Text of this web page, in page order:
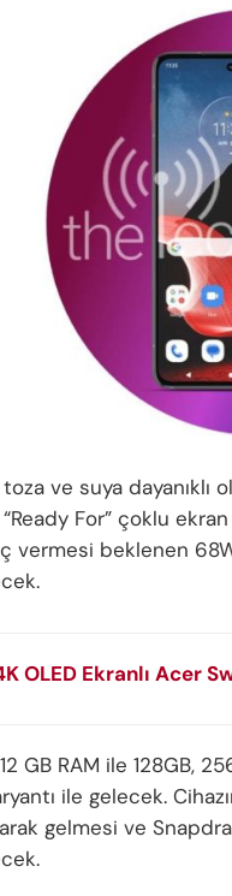
ve suya dayanıklı
“Ready For” çoklu
vermesi beklenen
OLED Ekranlı Acer
GB RAM ile 128GB,
ile gelecek.
gelmesi ve